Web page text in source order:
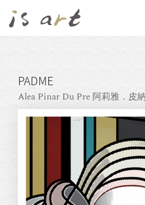
PADME
Alea Pinar Du Pre 阿莉雅．皮